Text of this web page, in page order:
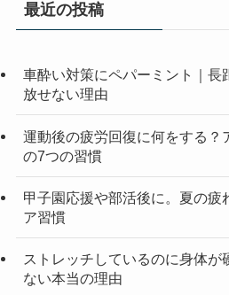
最近の投稿
車酔い対策にペパーミント｜長
放せない理由
運動後の疲労回復に何をする？
の7つの習慣
甲子園応援や部活後に。夏の疲
ア習慣
ストレッチしているのに身体が
ない本当の理由